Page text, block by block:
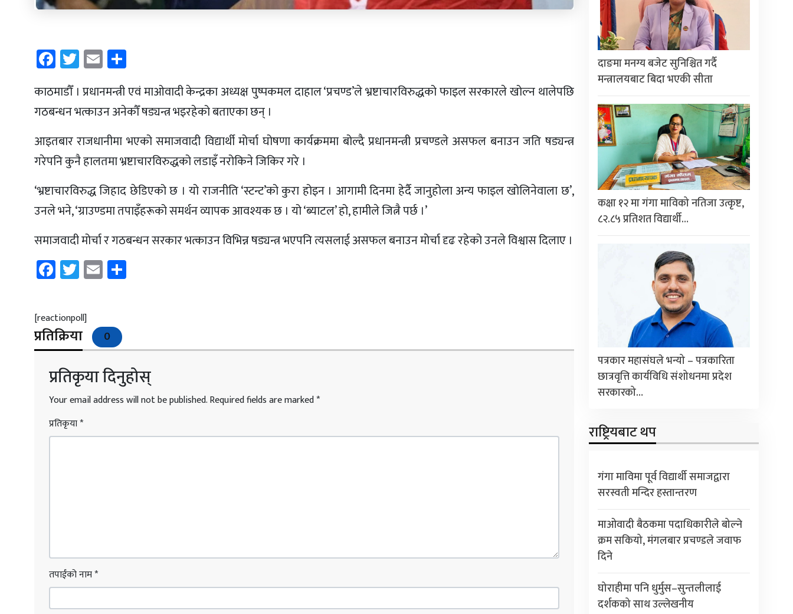
Facebook
Twitter
Email
काठमाडौँ । प्रधानमन्त्री एवं माओवादी केन्द्रका अध्यक्ष पुष्पकमल दाहाल ‘प्रचण्ड’ले भ्रष्टाचारविरुद्धको फाइल सरकारले खोल्न थालेपछि
गठबन्धन भत्काउन अनेकौँ षड्यन्त्र भइरहेको बताएका छन् ।
आइतबार राजधानीमा भएको समाजवादी विद्यार्थी मोर्चा घोषणा कार्यक्रममा बोल्दै प्रधानमन्त्री प्रचण्डले असफल बनाउन जति षड्यन्त्र
गरेपनि कुनै हालतमा भ्रष्टाचारविरुद्धको लडाइँ नरोकिने जिकिर गरे ।
‘भ्रष्टाचारविरुद्ध जिहाद छेडिएको छ । यो राजनीति ‘स्टन्ट’को कुरा होइन । आगामी दिनमा हेर्दै जानुहोला अन्य फाइल खोलिनेवाला छ’,
उनले भने, ‘ग्राउण्डमा तपाइँहरूको समर्थन व्यापक आवश्यक छ । यो ‘ब्याटल’ हो, हामीले जित्नै पर्छ ।’
समाजवादी मोर्चा र गठबन्धन सरकार भत्काउन विभिन्न षड्यन्त्र भएपनि त्यसलाई असफल बनाउन मोर्चा दृढ रहेको उनले विश्वास दिलाए ।
Facebook
Twitter
Email
[reactionpoll]
प्रतिक्रिया 0
प्रतिकृया दिनुहोस्
Your email address will not be published.Required fields are marked*
प्रतिकृया*
तपाईंको नाम*
दाङमा मनग्य बजेट सुनिश्चित गर्दै
मन्त्रालयबाट बिदा भएकी सीता
कक्षा १२ मा गंगा माविको नतिजा उत्कृष्ट,
८२.८५ प्रतिशत विद्यार्थी…
पत्रकार महासंघले भन्यो – पत्रकारिता
छात्रवृत्ति कार्यविधि संशोधनमा प्रदेश
सरकारको…
राष्ट्रियबाट थप
गंगा माविमा पूर्व विद्यार्थी समाजद्वारा
सरस्वती मन्दिर हस्तान्तरण
माओवादी बैठकमा पदाधिकारीले बोल्ने
क्रम सकियो, मंगलबार प्रचण्डले जवाफ
दिने
घोराहीमा पनि धुर्मुस–सुन्तलीलाई
दर्शकको साथ उल्लेखनीय